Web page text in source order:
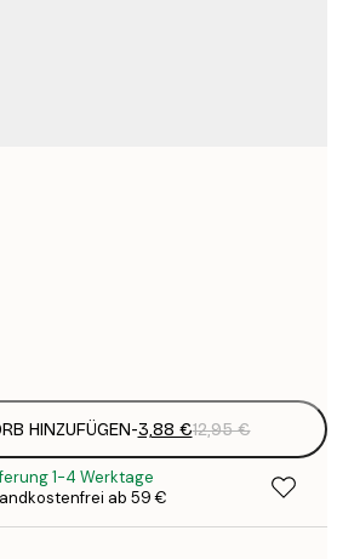
HINZUFÜGEN-3,88 €12,95 €
1-4 Werktage
ab 59 €